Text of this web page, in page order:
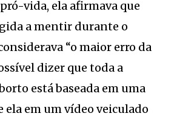
vida, ela afirmava que
a mentir durante o
“o maior erro da
dizer que toda a
está baseada em uma
ela em um vídeo veiculado